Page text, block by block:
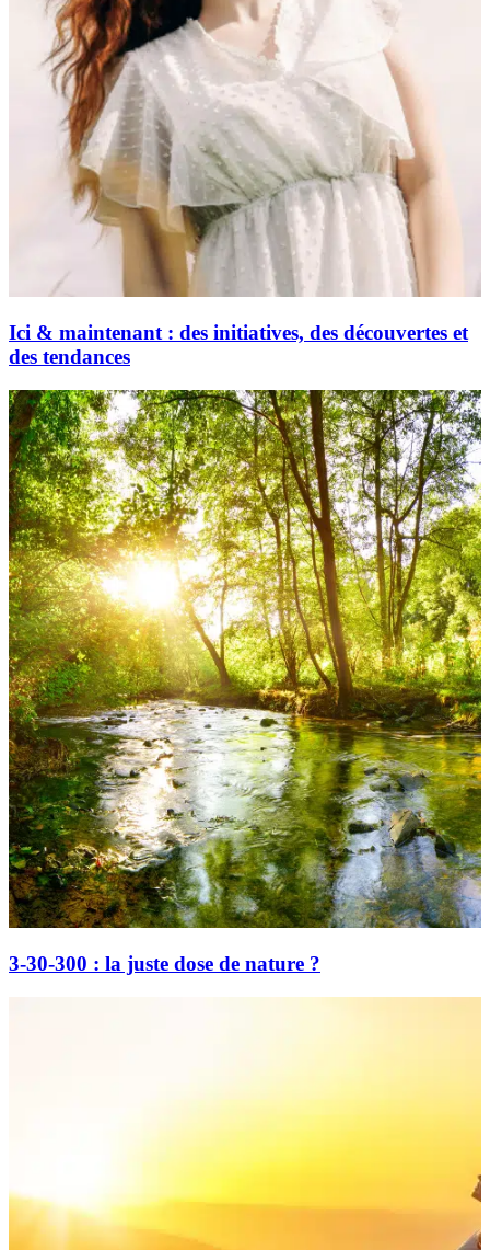
Ici & maintenant : des initiatives, des découvertes et
des tendances
3-30-300 : la juste dose de nature ?